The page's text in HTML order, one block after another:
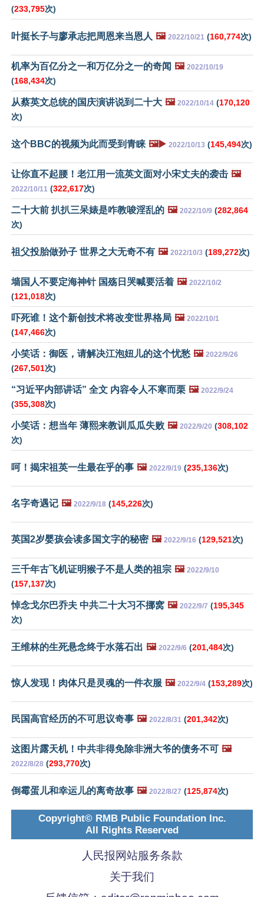
(233,795次)
叶挺长子与廖承志把周恩来当恩人 🖼️ 2022/10/21 (160,774次)
机率为百亿分之一和万亿分之一的奇闻 🖼️ 2022/10/19
(168,434次)
从蔡英文总统的国庆演讲说到二十大 🖼️ 2022/10/14 (170,120
次)
这个BBC的视频为此而受到青睐 🖼️▶️ 2022/10/13 (145,494次)
让你直不起腰！老江用一流英文面对小宋丈夫的袭击 🖼️
2022/10/11 (322,617次)
二十大前 扒扒三呆婊是咋教唆淫乱的 🖼️ 2022/10/9 (282,864
次)
祖父投胎做孙子 世界之大无奇不有 🖼️ 2022/10/3 (189,272次)
墙国人不要定海神针 国殇日哭喊要活着 🖼️ 2022/10/2
(121,018次)
吓死谁！这个新创技术将改变世界格局 🖼️ 2022/10/1
(147,466次)
小笑话：御医，请解决江泡妞儿的这个忧愁 🖼️ 2022/9/26
(267,501次)
“习近平内部讲话” 全文 内容令人不寒而栗 🖼️ 2022/9/24
(355,308次)
小笑话：想当年 薄熙来教训瓜瓜失败 🖼️ 2022/9/20 (308,102
次)
呵！揭宋祖英一生最在乎的事 🖼️ 2022/9/19 (235,136次)
名字奇遇记 🖼️ 2022/9/18 (145,226次)
英国2岁婴孩会读多国文字的秘密 🖼️ 2022/9/16 (129,521次)
三千年古飞机证明猴子不是人类的祖宗 🖼️ 2022/9/10
(157,137次)
悼念戈尔巴乔夫 中共二十大习不挪窝 🖼️ 2022/9/7 (195,345
次)
王维林的生死悬念终于水落石出 🖼️ 2022/9/6 (201,484次)
惊人发现！肉体只是灵魂的一件衣服 🖼️ 2022/9/4 (153,289次)
民国高官经历的不可思议奇事 🖼️ 2022/8/31 (201,342次)
这图片露天机！中共非得免除非洲大爷的债务不可 🖼️
2022/8/28 (293,770次)
倒霉蛋儿和幸运儿的离奇故事 🖼️ 2022/8/27 (125,874次)
Copyright© RMB Public Foundation Inc.
All Rights Reserved
人民报网站服务条款
关于我们